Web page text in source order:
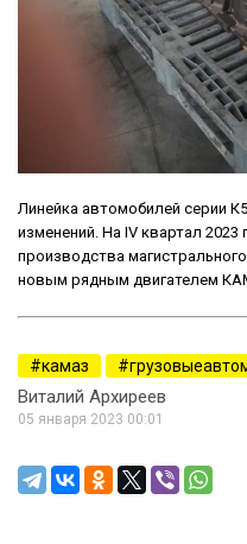
Линейка автомобилей серии
изменений. На IV квартал 2023
производства
новым рядным двигателем
камаз
Виталий Архиреев
05 января 2023 00:01